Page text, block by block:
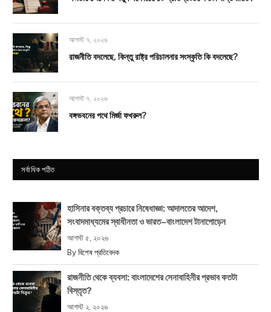
আগস্ট ৭, ২০২৬
রাজনীতি বদলেছে, কিন্তু রাষ্ট্র পরিচালনার সংস্কৃতি কি বদলেছে?
আগস্ট ৭, ২০২৬
বঙ্গভবনের পথে মির্জা ফখরুল?
সর্বাধিক পঠিত
হাসিনার বক্তব্য প্রচারে নিষেধাজ্ঞা: আদালতের আদেশ,
সংবাদমাধ্যমের স্বাধীনতা ও ভারত–বাংলাদেশ টানাপোড়েন
আগস্ট ৫, ২০২৬
By বিশেষ প্রতিবেদক
রাজনীতি থেকে ব্যবসা: বাংলাদেশের সেনাবাহিনীর প্রভাব কতটা
বিস্তৃত?
আগস্ট ২, ২০২৬